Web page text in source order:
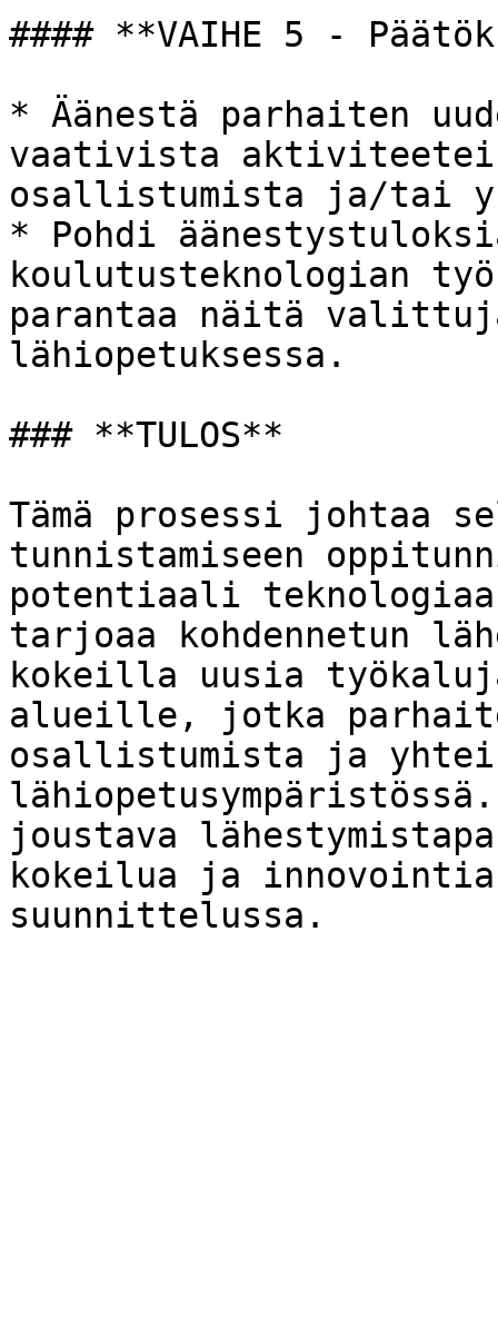
#### **VAIHE 5 -
* Äänestä parhaiten
vaativista
osallistumista ja/tai
* Pohdi
koulutusteknologian
parantaa näitä
lähiopetuksessa.
### **TULOS**
Tämä prosessi johtaa
tunnistamiseen
potentiaali teknologiaa
tarjoaa kohdennetun
kokeilla uusia
alueille, jotka
osallistumista ja
joustava
kokeilua ja